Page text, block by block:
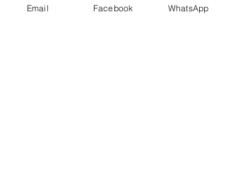
Palavras-Chave:
Email Facebook WhatsApp